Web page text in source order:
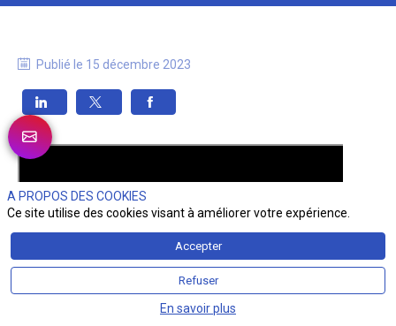
Publié le 15 décembre 2023
A PROPOS DES COOKIES
Ce site utilise des cookies visant à améliorer votre expérience.
Accepter
Refuser
En savoir plus